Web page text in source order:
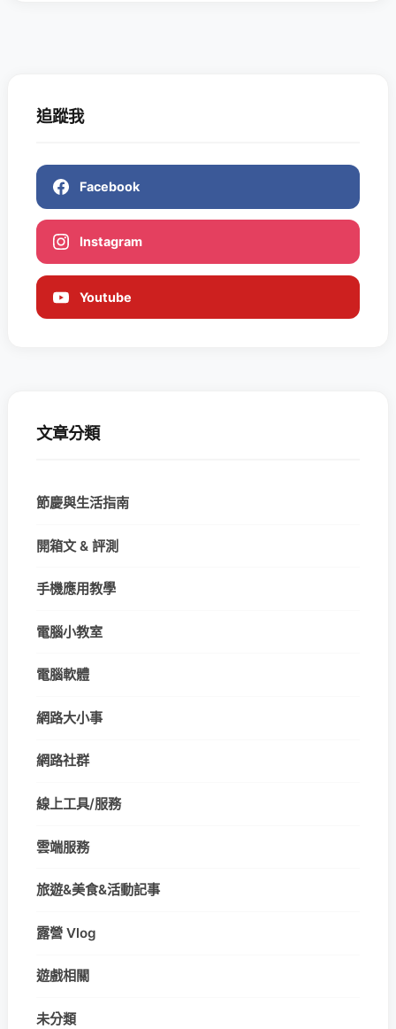
追蹤我
Facebook
Instagram
Youtube
文章分類
節慶與生活指南
開箱文 & 評測
手機應用教學
電腦小教室
電腦軟體
網路大小事
網路社群
線上工具/服務
雲端服務
旅遊&美食&活動記事
露營 Vlog
遊戲相關
未分類